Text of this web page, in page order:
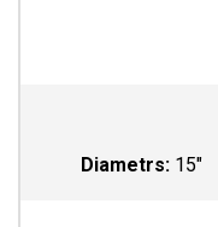
Diametrs:15"